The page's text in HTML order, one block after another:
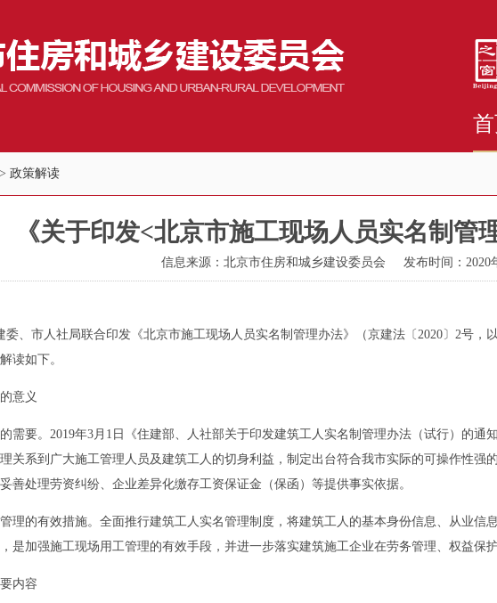
> 政策解读
《关于印发<北京市施工现场人员实名制管
信息来源：北京市住房和城乡建设委员会 发布时间：2020
、市人社局联合印发《北京市施工现场人员实名制管理办法》（京建法〔2020〕2号，
读如下。
意义
要。2019年3月1日《住建部、人社部关于印发建筑工人实名制管理办法（试行）的通
关系到广大施工管理人员及建筑工人的切身利益，制定出台符合我市实际的可操作性
善处理劳资纠纷、企业差异化缴存工资保证金（保函）等提供事实依据。
的有效措施。全面推行建筑工人实名管理制度，将建筑工人的基本身份信息、从业信
是加强施工现场用工管理的有效手段，并进一步落实建筑施工企业在劳务管理、权益保护
内容